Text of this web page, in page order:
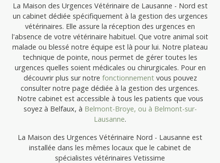
La Maison des Urgences Vétérinaire de Lausanne - Nord est
un cabinet dédiée spécifiquement à la gestion des urgences
vétérinaires. Elle assure la réception des urgences en
l'absence de votre vétérinaire habituel. Que votre animal soit
malade ou blessé notre équipe est là pour lui. Notre plateau
technique de pointe, nous permet de gérer toutes les
urgences quelles soient médicales ou chirurgicales. Pour en
découvrir plus sur notre fonctionnementvous pouvez
consulter notre page dédiée à la gestion des urgences.
Notre cabinet est accessible à tous les patients que vous
soyez à Belfaux, à Belmont-Broye, ou à Belmont-sur-
Lausanne.
La Maison des Urgences Vétérinaire Nord - Lausanne est
installée dans les mêmes locaux que le cabinet de
spécialistes vétérinaires Vetissime